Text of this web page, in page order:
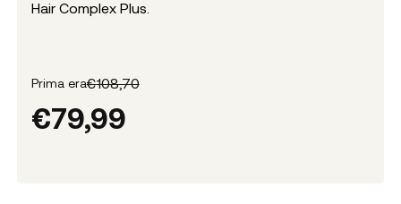
Hair Complex Plus.
Prima era€108,70
€79,99